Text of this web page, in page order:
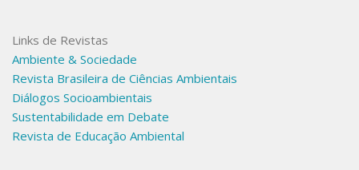
Links de Revistas
Ambiente & Sociedade
Revista Brasileira de Ciências Ambientais
Diálogos Socioambientais
Sustentabilidade em Debate
Revista de Educação Ambiental